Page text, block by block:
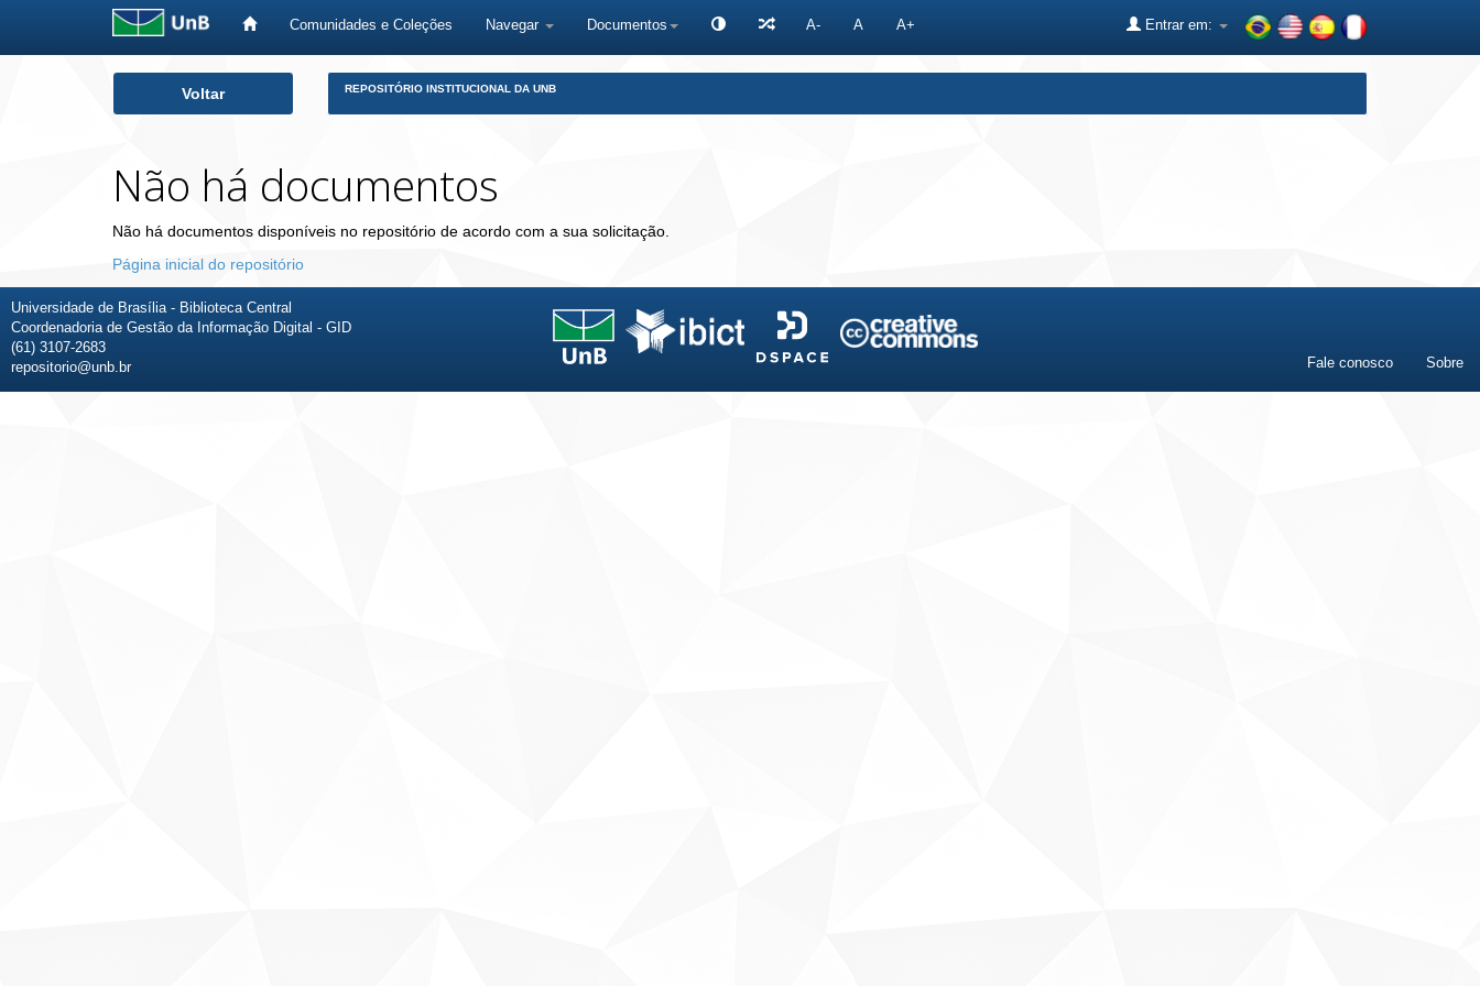
Comunidades e Coleções Navegar Documentos A- A A+ Entrar em:
Voltar REPOSITÓRIO INSTITUCIONAL DA UNB
Não há documentos
Não há documentos disponíveis no repositório de acordo com a sua solicitação.
Página inicial do repositório
Universidade de Brasília - Biblioteca Central
Coordenadoria de Gestão da Informação Digital - GID
(61) 3107-2683
repositorio@unb.br
Fale conosco Sobre